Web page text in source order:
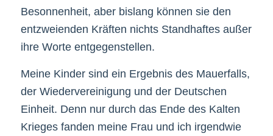
Besonnenheit, aber bislang können sie den
entzweienden Kräften nichts Standhaftes außer
ihre Worte entgegenstellen.
Meine Kinder sind ein Ergebnis des Mauerfalls,
der Wiedervereinigung und der Deutschen
Einheit. Denn nur durch das Ende des Kalten
Krieges fanden meine Frau und ich irgendwie